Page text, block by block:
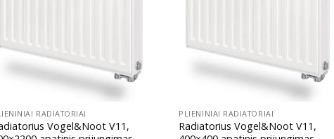
RADIATORIAI
Vogel&Noot V11,
PLIENINIAI RADIATORIAI
Radiatorius Vogel&Noot V11,